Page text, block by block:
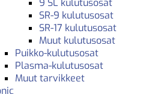
SR-9 kulutusosat
SR-17 kulutusosat
Muut kulutusosat
Puikko-kulutusosat
Plasma-kulutusosat
Muut tarvikkeet